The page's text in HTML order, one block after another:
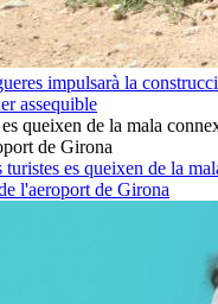
impulsarà la
assequible
turistes es queixen de la
l'aeroport de Girona